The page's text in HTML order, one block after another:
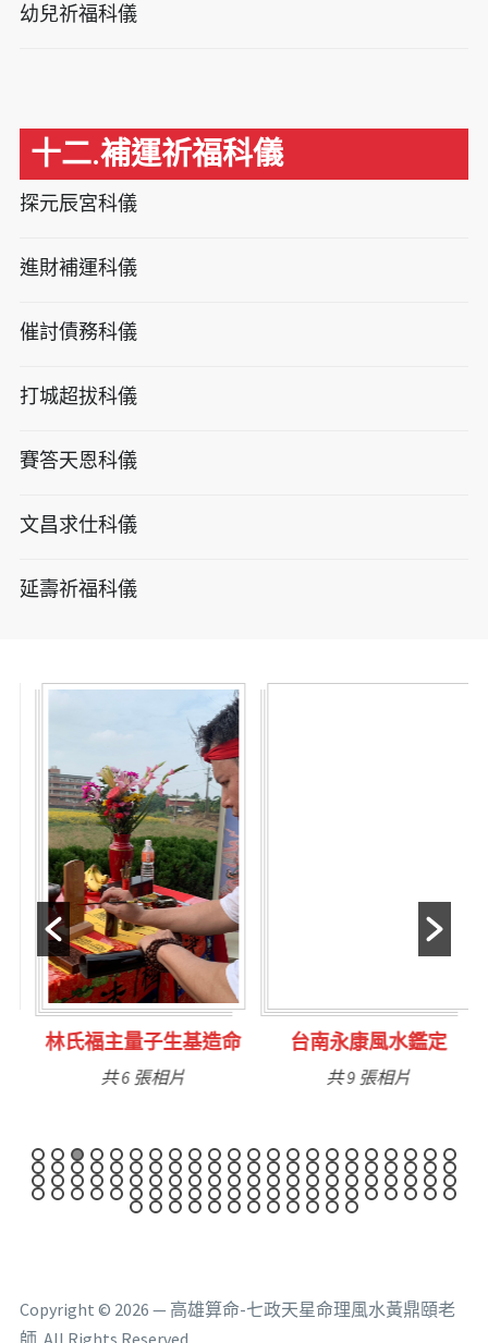
幼兒祈福科儀
十二.補運祈福科儀
探元辰宮科儀
進財補運科儀
催討債務科儀
打城超拔科儀
賽答天恩科儀
文昌求仕科儀
延壽祈福科儀
林氏福主量子生基造命
共 6 張相片
台南永康風水鑑定
共 9 張相片
Copyright © 2026 — 高雄算命-七政天星命理風水黃鼎頤老